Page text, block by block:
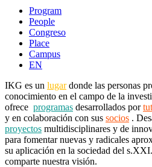
Program
People
Congreso
Place
Campus
EN
IKG es un lugar donde las personas
conocimiento en el campo de la
ofrece programas desarrollados por
y en colaboración con sus socios .
proyectos multidisciplinares y de
para fomentar nuevas y radicales
su aplicación en la sociedad del
comparte nuestra visión.